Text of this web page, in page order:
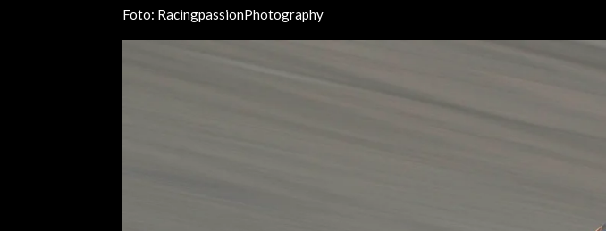
Foto: RacingpassionPhotography